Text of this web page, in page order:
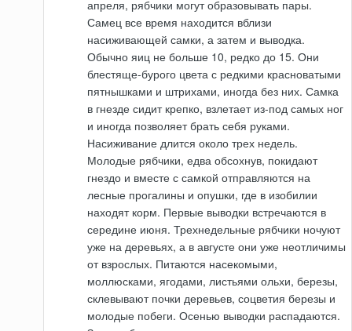
апреля, рябчики могут образовывать пары.
Самец все время находится вблизи
насиживающей самки, а затем и выводка.
Обычно яиц не больше 10, редко до 15. Они
блестяще-бурого цвета с редкими красноватыми
пятнышками и штрихами, иногда без них. Самка
в гнезде сидит крепко, взлетает из-под самых ног
и иногда позволяет брать себя руками.
Насиживание длится около трех недель.
Молодые рябчики, едва обсохнув, покидают
гнездо и вместе с самкой отправляются на
лесные прогалины и опушки, где в изобилии
находят корм. Первые выводки встречаются в
середине июня. Трехнедельные рябчики ночуют
уже на деревьях, а в августе они уже неотличимы
от взрослых. Питаются насекомыми,
моллюсками, ягодами, листьями ольхи, березы,
склевывают почки деревьев, соцветия березы и
молодые побеги. Осенью выводки распадаются.